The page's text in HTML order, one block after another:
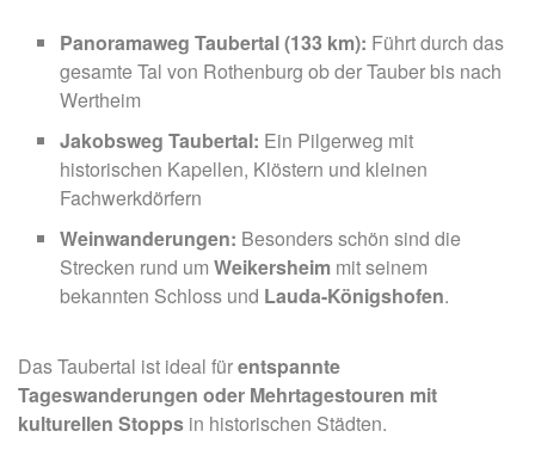
Panoramaweg Taubertal (133 km): Führt durch das
gesamte Tal von Rothenburg ob der Tauber bis nach
Wertheim
Jakobsweg Taubertal: Ein Pilgerweg mit
historischen Kapellen, Klöstern und kleinen
Fachwerkdörfern
Weinwanderungen: Besonders schön sind die
Strecken rund um Weikersheim mit seinem
bekannten Schloss und Lauda-Königshofen.
Das Taubertal ist ideal fürentspannte
Tageswanderungen oder Mehrtagestouren mit
kulturellen Stopps in historischen Städten.